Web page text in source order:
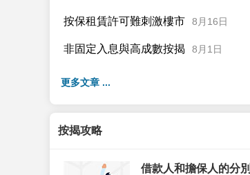
按保租賃許可難刺激樓市 8月16日
非固定入息與高成數按揭 8月1日
更多文章 ...
按揭攻略
借款人和擔保人的分別